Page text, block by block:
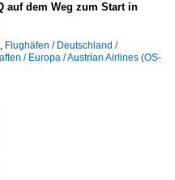
auf dem Weg zum Start in
, Flughäfen / Deutschland /
/ Europa / Austrian Airlines (OS-